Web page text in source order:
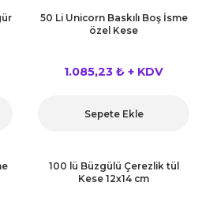
50 Li Unicorn Baskılı Boş İsme
özel Kese
1.085,23 ₺ + KDV
Sepete Ekle
100 lü Büzgülü Çerezlik tül
Kese 12x14 cm